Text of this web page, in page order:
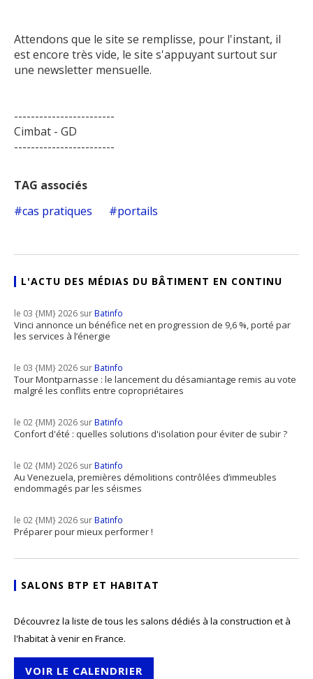
Attendons que le site se remplisse, pour l'instant, il
est encore très vide, le site s'appuyant surtout sur
une newsletter mensuelle.
------------------------
Cimbat - GD
------------------------
TAG associés
cas pratiques
portails
L'ACTU DES MÉDIAS DU BÂTIMENT EN CONTINU
le 03 {MM} 2026 surBatinfo
Vinci annonce un bénéfice net en progression de 9,6 %, porté par
les services à l’énergie
le 03 {MM} 2026 surBatinfo
Tour Montparnasse : le lancement du désamiantage remis au vote
malgré les conflits entre copropriétaires
le 02 {MM} 2026 surBatinfo
Confort d'été : quelles solutions d'isolation pour éviter de subir ?
le 02 {MM} 2026 surBatinfo
Au Venezuela, premières démolitions contrôlées d’immeubles
endommagés par les séismes
le 02 {MM} 2026 surBatinfo
Préparer pour mieux performer !
SALONS BTP ET HABITAT
Découvrez la liste de tous les salons dédiés à la construction et à
l'habitat à venir en France.
VOIR LE CALENDRIER